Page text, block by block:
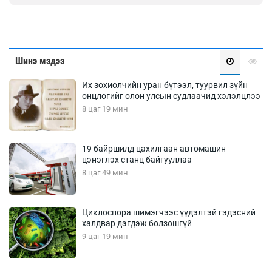
Шинэ мэдээ
Их зохиолчийн уран бүтээл, туурвил зүйн
онцлогийг олон улсын судлаачид хэлэлцлээ
8 цаг 19 мин
19 байршилд цахилгаан автомашин
цэнэглэх станц байгууллаа
8 цаг 49 мин
Циклоспора шимэгчээс үүдэлтэй гэдэсний
халдвар дэгдэж болзошгүй
9 цаг 19 мин